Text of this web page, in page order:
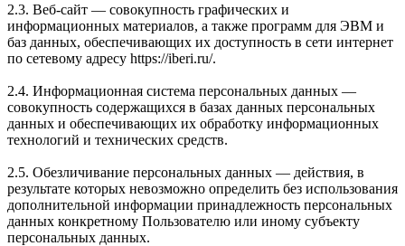
2.3. Веб-сайт — совокупность графических и
информационных материалов, а также программ для ЭВМ и
баз данных, обеспечивающих их доступность в сети интернет
по сетевому адресу https://iberi.ru/.
2.4. Информационная система персональных данных —
совокупность содержащихся в базах данных персональных
данных и обеспечивающих их обработку информационных
технологий и технических средств.
2.5. Обезличивание персональных данных — действия, в
результате которых невозможно определить без использования
дополнительной информации принадлежность персональных
данных конкретному Пользователю или иному субъекту
персональных данных.